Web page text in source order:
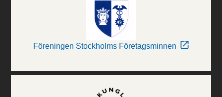
Föreningen Stockholms Företagsminnen